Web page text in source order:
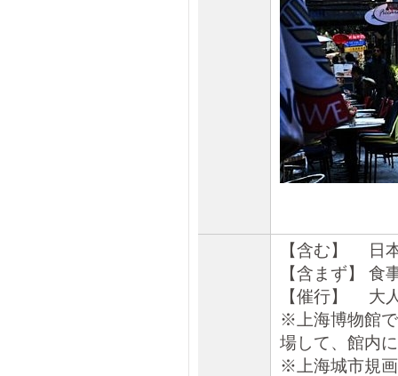
【含む】 日
【含まず】
【催行】 大
※上海博物館
場して、館内
※上海城市規